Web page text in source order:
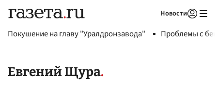
Новости
Покушение на главу "Уралдронзавода" Проблемы с
Евгений Щура